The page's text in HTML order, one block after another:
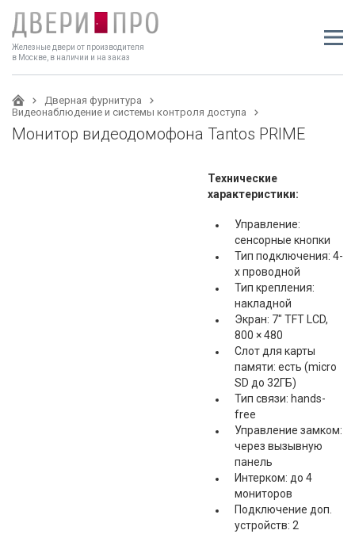
Железные двери от производителя
в Москве, в наличии и на заказ
Дверная фурнитура
Видеонаблюдение и системы контроля доступа
Монитор видеодомофона Tantos PRIME
Технические
характеристики:
Управление:
сенсорные кнопки
Тип подключения: 4-
х проводной
Тип крепления:
накладной
Экран: 7" TFT LCD,
800 × 480
Слот для карты
памяти: есть (micro
SD до 32ГБ)
Тип связи: hands-
free
Управление замком:
через вызывную
панель
Интерком: до 4
мониторов
Подключение доп.
устройств: 2